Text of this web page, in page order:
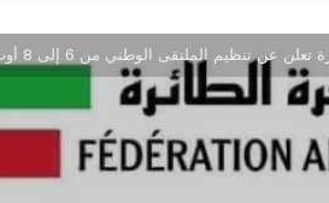
عن تنظيم الملتقى الوطني من 6 إلى 8 أوت 2025